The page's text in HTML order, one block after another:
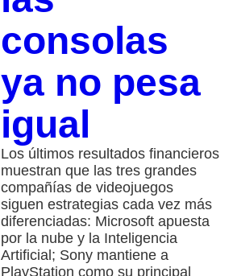
consolas
ya no pesa
igual
Los últimos resultados financieros
muestran que las tres grandes
compañías de videojuegos
siguen estrategias cada vez más
diferenciadas: Microsoft apuesta
por la nube y la Inteligencia
Artificial; Sony mantiene a
PlayStation como su principal